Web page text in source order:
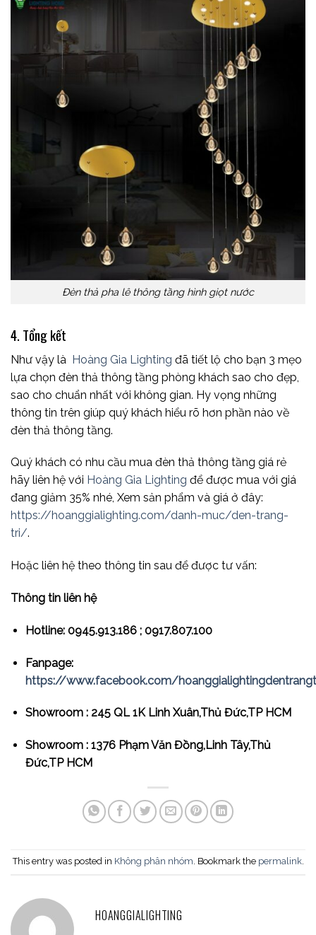
Đèn thả pha lê thông tầng hình giọt nước
4. Tổng kết
Như vậy là Hoàng Gia Lighting đã tiết lộ cho bạn 3 mẹo
lựa chọn đèn thả thông tầng phòng khách sao cho đẹp,
sao cho chuẩn nhất với không gian. Hy vọng những
thông tin trên giúp quý khách hiểu rõ hơn phần nào về
đèn thả thông tầng.
Quý khách có nhu cầu mua đèn thả thông tầng giá rẻ
hãy liên hệ với Hoàng Gia Lighting để được mua với giá
đang giảm 35% nhé, Xem sản phẩm và giá ở đây:
https://hoanggialighting.com/danh-muc/den-trang-
tri/.
Hoặc liên hệ theo thông tin sau để được tư vấn:
Thông tin liên hệ
Hotline: 0945.913.186 ; 0917.807.100
Fanpage:
https://www.facebook.com/
Showroom : 245 QL 1K Linh Xuân,Thủ Đức,TP HCM
Showroom : 1376 Phạm Văn Đồng,Linh Tây,Thủ
Đức,TP HCM
This entry was posted in Không phân nhóm. Bookmark the permalink.
HOANGGIALIGHTING